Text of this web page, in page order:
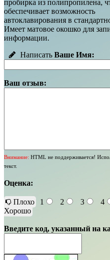
пробирка из полипропилена,
обеспечивает возможность
автоклавирования в
Имеет матовое окошко для
информации.
Написать Ваше Имя:
Ваш отзыв:
Внимание: HTML не поддерживается!
текст.
Оценка:
Плохо 1 2 3 4
Хорошо
Введите код, указанный на